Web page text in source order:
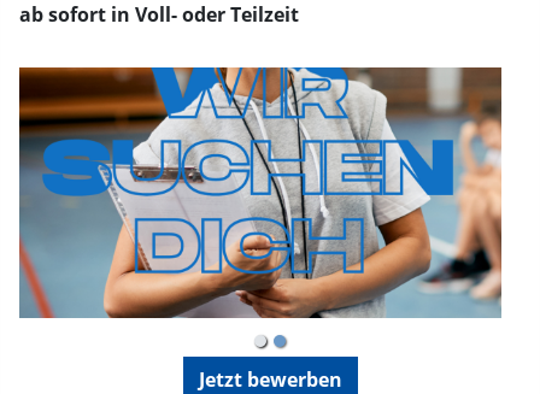
ab sofort in Voll- oder Teilzeit
Jetzt bewerben